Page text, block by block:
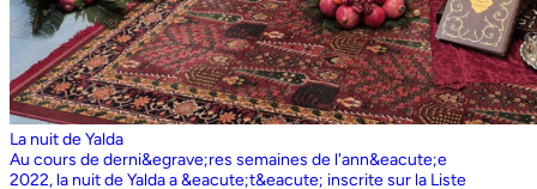
La nuit de Yalda
Au cours de derni&egrave;res semaines de l'ann&eacute;e
2022, la nuit de Yalda a &eacute;t&eacute; inscrite sur la Liste